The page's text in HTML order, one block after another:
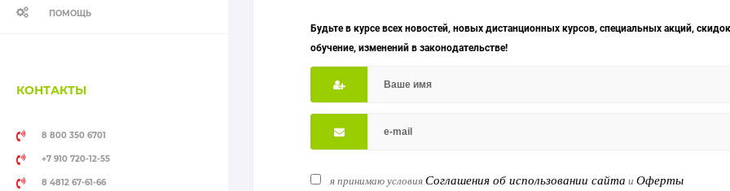
ПОМОЩЬ
КОНТАКТЫ
8 800 350 6701
+7 910 720-12-55
8 4812 67-61-66
Будьте в курсе всех новостей, новых дистанционных курсов, специальных акций,
обучение, изменений в законодательстве!
я принимаю условияСоглашения об использовании сайта и Оферты